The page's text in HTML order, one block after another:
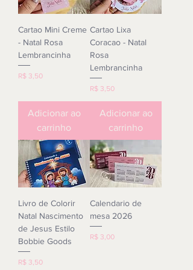
Cartao Mini Creme
- Natal Rosa
Lembrancinha
Preço
R$ 3,50
Adicionar ao
carrinho
Cartao Lixa
Coracao - Natal
Rosa
Lembrancinha
Preço
R$ 3,50
Adicionar ao
carrinho
Livro de Colorir
Natal Nascimento
de Jesus Estilo
Bobbie Goods
Preço
R$ 3,50
Calendario de
mesa 2026
Preço
R$ 3,00